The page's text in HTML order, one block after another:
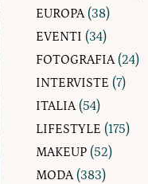
EUROPA(38)
EVENTI (34)
FOTOGRAFIA(24)
INTERVISTE (7)
ITALIA(54)
LIFESTYLE (175)
MAKEUP (52)
MODA(383)